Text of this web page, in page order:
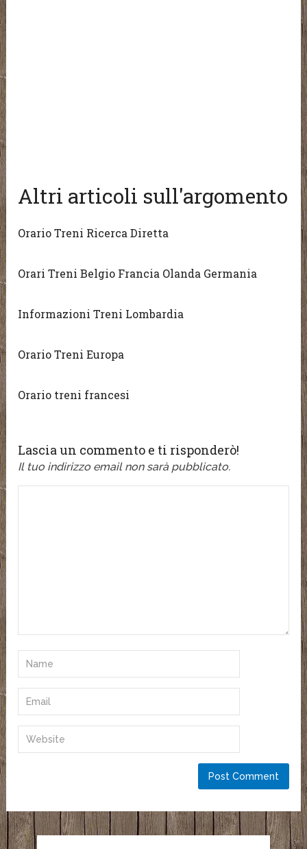
Altri articoli sull'argomento
Orario Treni Ricerca Diretta
Orari Treni Belgio Francia Olanda Germania
Informazioni Treni Lombardia
Orario Treni Europa
Orario treni francesi
Lascia un commento e ti risponderò!
Il tuo indirizzo email non sarà pubblicato.